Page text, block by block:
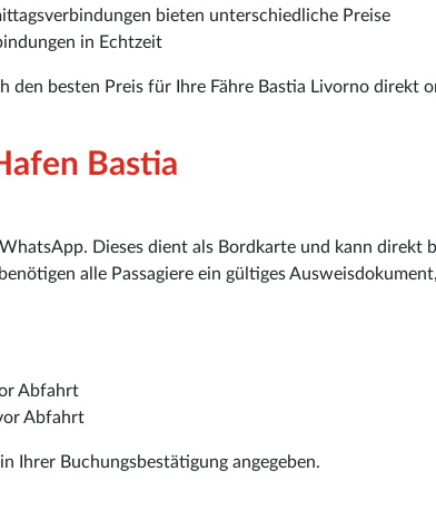
bieten unterschiedliche Preise
in Echtzeit
den besten Preis für Ihre Fähre Bastia Livorno direkt
Bastia
Dieses dient als Bordkarte und kann direkt
alle Passagiere ein gültiges
Abfahrt
Abfahrt
Ihrer Buchungsbestätigung angegeben.